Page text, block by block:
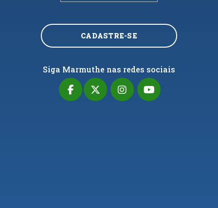
CADASTRE-SE
Siga Marmuthe nas redes sociais